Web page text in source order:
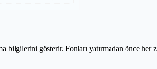
gösterir. Fonları yatırmadan önce